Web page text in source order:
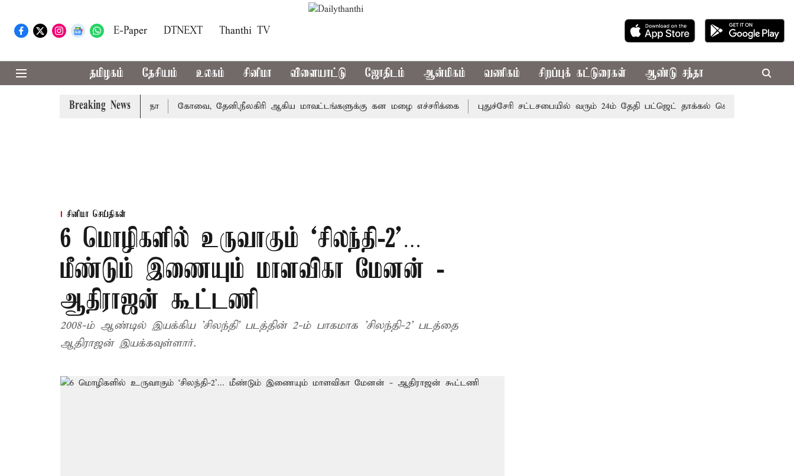
E-Paper DTNEXT Thanthi TV
தமிழகம் தேசியம் உலகம் சினிமா விளையாட்டு ஜோதிடம் ஆன்மிகம் வணிகம் சிறப்புக் கட்டுரைகள் ஆண்டு சந்தா
Breaking News
வழக்கை வாபஸ் பெற்றார் சங்கீதா கோவை, தேனி,நீலகிரி ஆகிய மாவட்டங்களுக்கு கன மழை எச்சரிக்கை புதுச்சேரி சட்டசபையில் வரும் 24ம் தேதி பட்ஜெட் தாக்கல் செய்கிறார் முதல்-
சினிமா செய்திகள்
6 மொழிகளில் உருவாகும் ‘சிலந்தி-2’…
மீண்டும் இணையும் மாளவிகா மேனன் -
ஆதிராஜன் கூட்டணி
2008-ம் ஆண்டில் இயக்கிய 'சிலந்தி' படத்தின் 2-ம் பாகமாக 'சிலந்தி-2' படத்தை
ஆதிராஜன் இயக்கவுள்ளார்.